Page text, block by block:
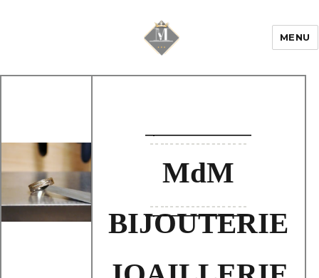
MENU
MdM
BIJOUTERIE